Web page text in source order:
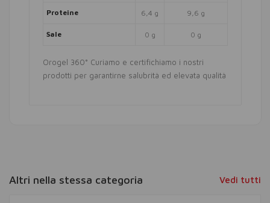
Proteine 6,4 g 9,6 g
Sale 0 g 0 g
Orogel 360° Curiamo e certifichiamo i nostri
prodotti per garantirne salubrità ed elevata qualità
Altri nella stessa categoria Vedi tutti